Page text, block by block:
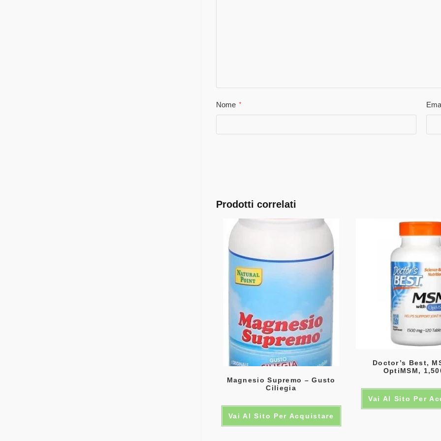
Nome *
Prodotti correlati
Magnesio Supremo – Gusto
Ciliegia
Vai Al Sito Per Acquistare
Doctor’s Best,
OptiMSM,
Vai Al Sito Per